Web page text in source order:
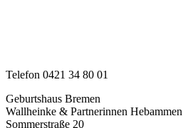
Telefon 0421 34 80 01
Geburtshaus Bremen
Wallheinke & Partnerinnen Hebammen
Sommerstraße 20